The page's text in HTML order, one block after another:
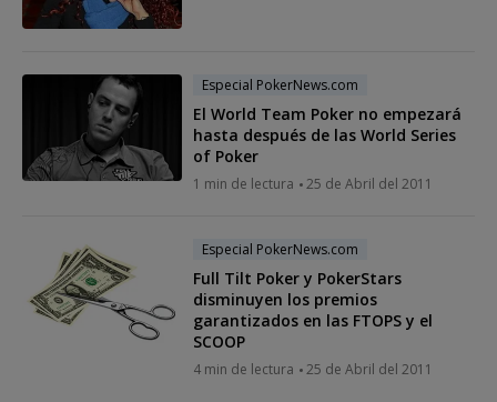
Especial PokerNews.com
El World Team Poker no empezará
hasta después de las World Series
of Poker
1 min de lectura 25 de Abril del 2011
Especial PokerNews.com
Full Tilt Poker y PokerStars
disminuyen los premios
garantizados en las FTOPS y el
SCOOP
4 min de lectura 25 de Abril del 2011